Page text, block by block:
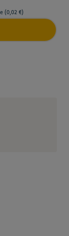
(0,02 €)